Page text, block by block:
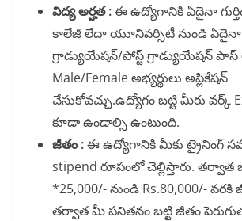
విద్య అర్హత :ఈ ఉద్యోగానికి ఏదైనా
కాలేజీ లేదా యూనివర్సిటీ నుండి ఏదైనా
గ్రాడ్యుయేషన్/పోస్ట్ గ్రాడ్యుయేషన్
Male/Female అభ్యర్థులు అప్లికేషన్
చేసుకోవచ్చు.ఉద్యోగం బట్టి మీరు వర్క్
కూడా ఉండాల్సి ఉంటుంది.
జీతం :ఈ ఉద్యోగానికి మీకు ట్రైనింగ్
stipend రూపంలో చెల్లిస్తారు. తర్వాత
*25,000/- నుండి Rs.80,000/- వరకి
తర్వాత మీ పనితనం బట్టి జీతం